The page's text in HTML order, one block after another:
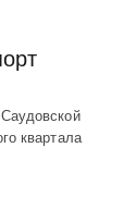
квартала